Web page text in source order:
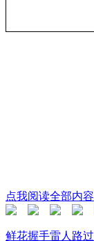
点我阅读全部内容
鲜花握手雷人 路过